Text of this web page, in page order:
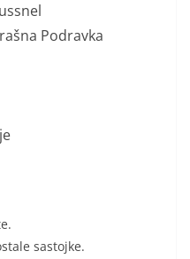
Podravka
sastojke.